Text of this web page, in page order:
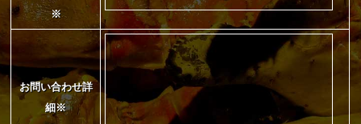
※
お問い合わせ詳
細※